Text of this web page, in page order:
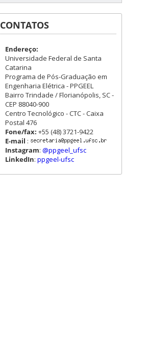
CONTATOS
Endereço:
Universidade Federal de Santa
Catarina
Programa de Pós-Graduação em
Engenharia Elétrica - PPGEEL
Bairro Trindade / Florianópolis, SC -
CEP 88040-900
Centro Tecnológico - CTC - Caixa
Postal 476
Fone/fax: +55 (48) 3721-9422
E-mail :
Instagram: @ppgeel_ufsc
LinkedIn: ppgeel-ufsc